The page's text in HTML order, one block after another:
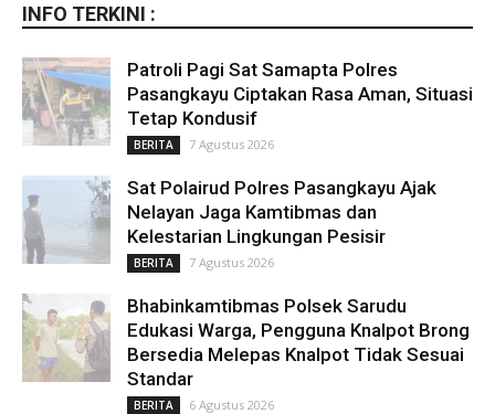
INFO TERKINI :
Patroli Pagi Sat Samapta Polres
Pasangkayu Ciptakan Rasa Aman, Situasi
Tetap Kondusif
BERITA 7 Agustus 2026
Sat Polairud Polres Pasangkayu Ajak
Nelayan Jaga Kamtibmas dan
Kelestarian Lingkungan Pesisir
BERITA 7 Agustus 2026
Bhabinkamtibmas Polsek Sarudu
Edukasi Warga, Pengguna Knalpot Brong
Bersedia Melepas Knalpot Tidak Sesuai
Standar
BERITA 6 Agustus 2026